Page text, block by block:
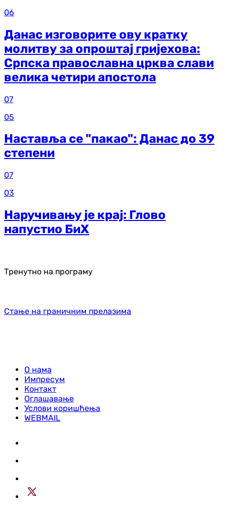
06
Данас изговорите ову кратку
молитву за опроштај гријехова:
Српска православна црква слави
велика четири апостола
07
05
Наставља се "пакао": Данас до 39
степени
07
03
Наручивању је крај: Глово
напустио БиХ
Тренутно на програму
Стање на граничним прелазима
О нама
Импресум
Контакт
Оглашавање
Услови коришћења
WEBMAIL